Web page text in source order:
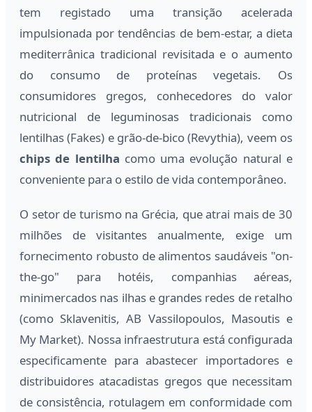
tem registado uma transição acelerada
impulsionada por tendências de bem-estar, a dieta
mediterrânica tradicional revisitada e o aumento
do consumo de proteínas vegetais. Os
consumidores gregos, conhecedores do valor
nutricional de leguminosas tradicionais como
lentilhas (Fakes) e grão-de-bico (Revythia), veem os
chips de lentilha como uma evolução natural e
conveniente para o estilo de vida contemporâneo.
O setor de turismo na Grécia, que atrai mais de 30
milhões de visitantes anualmente, exige um
fornecimento robusto de alimentos saudáveis "on-
the-go" para hotéis, companhias aéreas,
minimercados nas ilhas e grandes redes de retalho
(como Sklavenitis, AB Vassilopoulos, Masoutis e
My Market). Nossa infraestrutura está configurada
especificamente para abastecer importadores e
distribuidores atacadistas gregos que necessitam
de consistência, rotulagem em conformidade com